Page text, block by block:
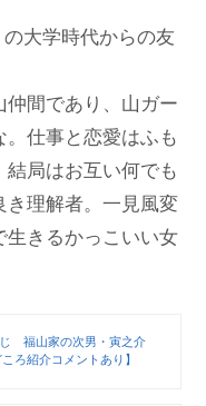
大学時代からの友
間であり、山ガー
仕事と恋愛はふも
局はお互い何でも
理解者。一見風変
きるかっこいい女
じ 福山家の次男・寅之介
ろ紹介コメントあり】